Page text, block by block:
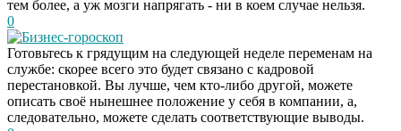
тем более, а уж мозги напрягать - ни в коем случае нельзя.
0
Бизнес-гороскоп
Готовьтесь к грядущим на следующей неделе переменам на
службе: скорее всего это будет связано с кадровой
перестановкой. Вы лучше, чем кто-либо другой, можете
описать своё нынешнее положение у себя в компании, а,
следовательно, можете сделать соответствующие выводы.